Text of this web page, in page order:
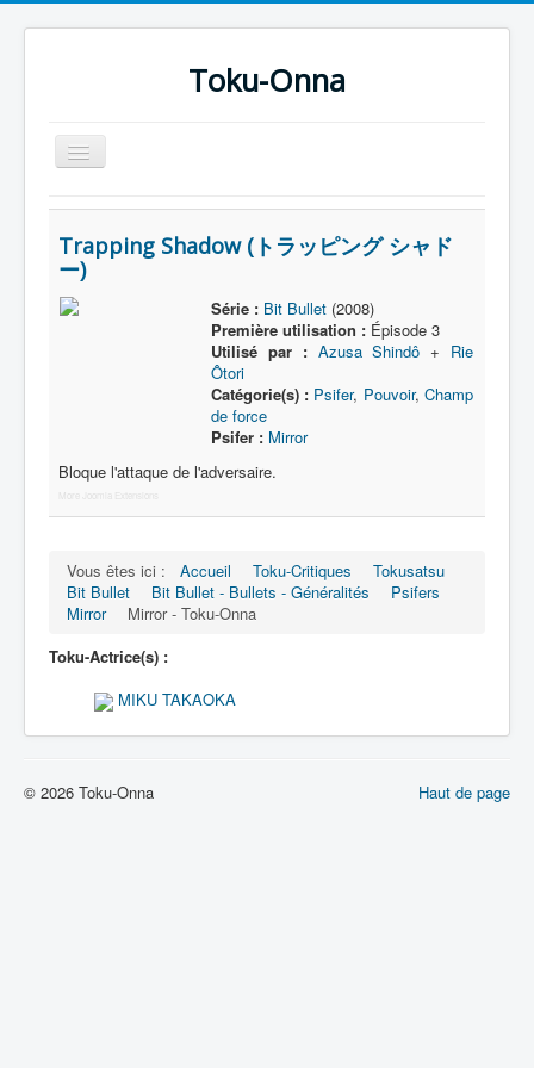
Toku-Onna
Basculer
la
Accueil
Toku-Actrices
Toku-Critiques
Bit Bullet (ビット バレット)
Trapping Shadow (トラッピング シャド
ー)
Série : Bit Bullet(2008)
Première utilisation :Épisode 3
Utilisé par : Azusa Shindô + Rie
Ôtori
Catégorie(s) : Psifer, Pouvoir, Champ
de force
Psifer : Mirror
Bloque l'attaque de l'adversaire.
More Joomla Extensions
Vous êtes ici : Accueil Toku-Critiques
Tokusatsu
Bit Bullet
Bit Bullet - Bullets - Généralités
Psifers
Mirror
Mirror - Toku-Onna
Toku-Actrice(s) :
MIKU TAKAOKA
Haut de page
© 2026 Toku-Onna